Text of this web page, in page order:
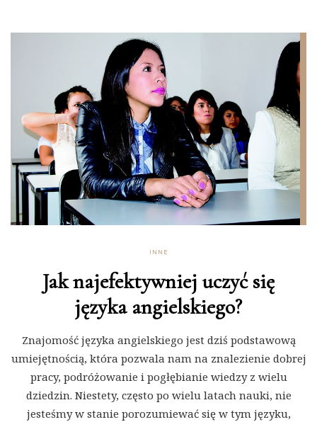
INNE
Jak najefektywniej uczyć się
języka angielskiego?
Znajomość języka angielskiego jest dziś podstawową
umiejętnością, która pozwala nam na znalezienie dobrej
pracy, podróżowanie i pogłębianie wiedzy z wielu
dziedzin. Niestety, często po wielu latach nauki, nie
jesteśmy w stanie porozumiewać się w tym języku,